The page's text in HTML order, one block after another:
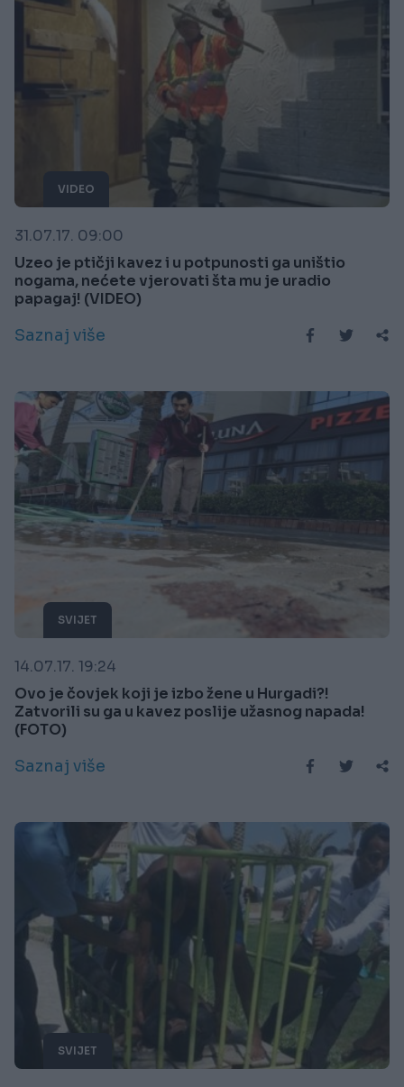
VIDEO
31.07.17. 09:00
Uzeo je ptičji kavez i u potpunosti ga uništio
nogama, nećete vjerovati šta mu je uradio
papagaj! (VIDEO)
Saznaj više
SVIJET
14.07.17. 19:24
Ovo je čovjek koji je izbo žene u Hurgadi?!
Zatvorili su ga u kavez poslije užasnog napada!
(FOTO)
Saznaj više
SVIJET